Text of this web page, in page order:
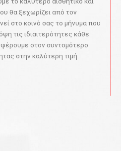
θα ξεχωρίζει από τον
στο κοινό σας το μήνυμα που
τις ιδιαιτερότητες κάθε
στον συντομότερο
στην καλύτερη τιμή.